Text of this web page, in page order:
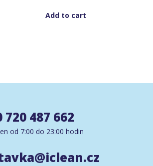
Add to cart
720 487 662
od 7:00 do 23:00 hodin